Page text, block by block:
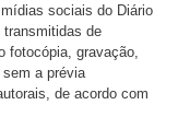
sociais do Diário
de
fotocópia, gravação,
a prévia
de acordo com